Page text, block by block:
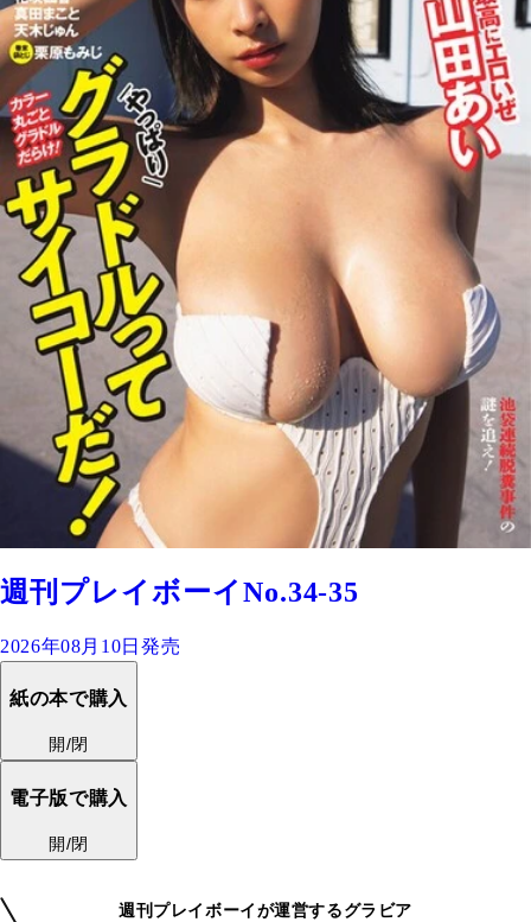
週刊プレイボーイNo.34-35
2026年08月10日発売
紙の本で購入
開/閉
電子版で購入
開/閉
週刊プレイボーイが運営するグラビア